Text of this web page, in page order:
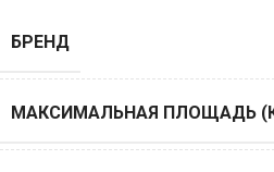
БРЕНД
МАКСИМАЛЬНАЯ ПЛОЩАДЬ